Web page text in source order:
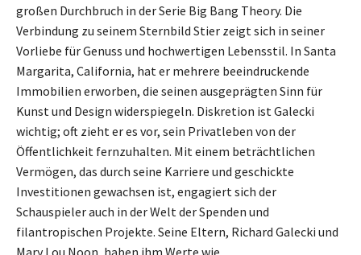
großen Durchbruch in der Serie Big Bang Theory. Die
Verbindung zu seinem Sternbild Stier zeigt sich in seiner
Vorliebe für Genuss und hochwertigen Lebensstil. In Santa
Margarita, California, hat er mehrere beeindruckende
Immobilien erworben, die seinen ausgeprägten Sinn für
Kunst und Design widerspiegeln. Diskretion ist Galecki
wichtig; oft zieht er es vor, sein Privatleben von der
Öffentlichkeit fernzuhalten. Mit einem beträchtlichen
Vermögen, das durch seine Karriere und geschickte
Investitionen gewachsen ist, engagiert sich der
Schauspieler auch in der Welt der Spenden und
filantropischen Projekte. Seine Eltern, Richard Galecki und